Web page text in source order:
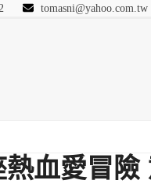
tomasni@yahoo.com.tw
熱血愛冒險